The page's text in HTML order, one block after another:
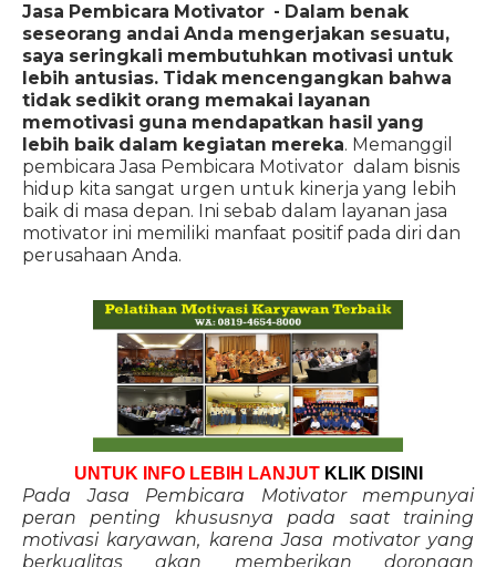
Jasa Pembicara Motivator - Dalam benak
seseorang andai Anda mengerjakan sesuatu,
saya seringkali membutuhkan motivasi untuk
lebih antusias. Tidak mencengangkan bahwa
tidak sedikit orang memakai layanan
memotivasi guna mendapatkan hasil yang
lebih baik dalam kegiatan mereka. Memanggil
pembicara Jasa Pembicara Motivator dalam bisnis
hidup kita sangat urgen untuk kinerja yang lebih
baik di masa depan. Ini sebab dalam layanan jasa
motivator ini memiliki manfaat positif pada diri dan
perusahaan Anda.
UNTUK INFO LEBIH LANJUT KLIK DISINI
Pada Jasa Pembicara Motivator mempunyai
peran penting khususnya pada saat training
motivasi karyawan, karena Jasa motivator yang
berkualitas akan memberikan dorongan